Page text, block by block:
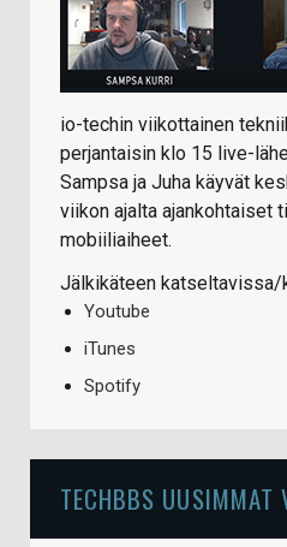
io-techin viikottainen
perjantaisin klo 15 live-
Sampsa ja Juha käyvät
viikon ajalta ajankohtaiset
mobiiliaiheet.
Jälkikäteen katseltavissa/
Youtube
iTunes
Spotify
TECHBBS UUSIMMAT